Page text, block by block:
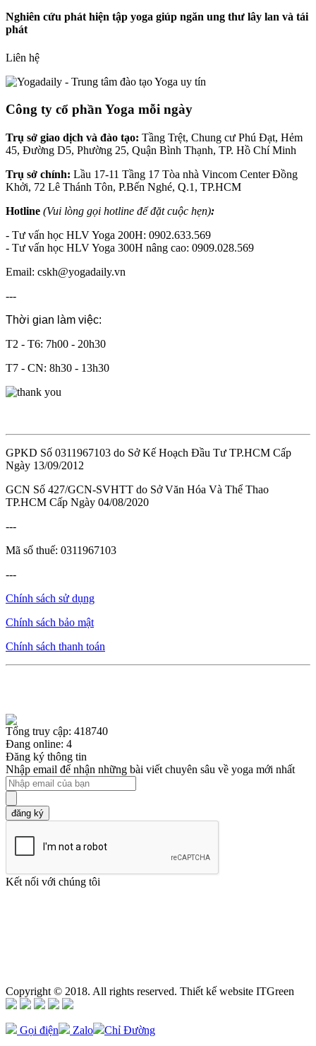
Nghiên cứu phát hiện tập yoga giúp ngăn ung thư lây lan và tái
phát
Liên hệ
Công ty cổ phần Yoga mỗi ngày
Trụ sở giao dịch và đào tạo: Tầng Trệt, Chung cư Phú Đạt, Hẻm
45, Đường D5, Phường 25, Quận Bình Thạnh, TP. Hồ Chí Minh
Trụ sở chính: Lầu 17-11 Tầng 17 Tòa nhà Vincom Center Đồng
Khởi, 72 Lê Thánh Tôn, P.Bến Nghé, Q.1, TP.HCM
Hotline (Vui lòng gọi hotline để đặt cuộc hẹn):
- Tư vấn học HLV Yoga 200H: 0902.633.569
- Tư vấn học HLV Yoga 300H nâng cao: 0909.028.569
Email: cskh@yogadaily.vn
---
Thời gian làm việc:
T2 - T6: 7h00 - 20h30
T7 - CN: 8h30 - 13h30
GPKD Số 0311967103 do Sở Kế Hoạch Đầu Tư TP.HCM Cấp
Ngày 13/09/2012
GCN Số 427/GCN-SVHTT do Sở Văn Hóa Và Thể Thao
TP.HCM Cấp Ngày 04/08/2020
---
Mã số thuế: 0311967103
---
Chính sách sử dụng
Chính sách bảo mật
Chính sách thanh toán
Tổng truy cập: 418740
Đang online: 4
Đăng ký thông tin
Nhập email để nhận những bài viết chuyên sâu về yoga mới nhất
đăng ký
Kết nối với chúng tôi
Copyright © 2018. All rights reserved. Thiết kế website ITGreen
Gọi điện Zalo Chỉ Đường